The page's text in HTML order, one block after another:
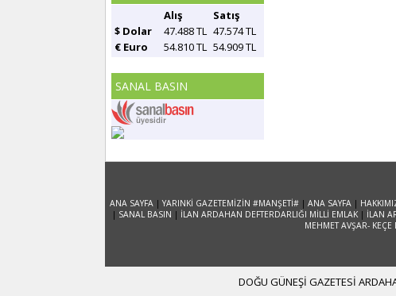
Alış
Satış
$ Dolar
47.488 TL 47.574 TL
€ Euro
54.810 TL 54.909 TL
SANAL BASIN
ANA SAYFA|YARINKİ GAZETEMİZİN #MANŞETİ#| ANA SAYFA|
| SANAL BASIN | İLAN ARDAHAN DEFTERDARLIĞI MİLLİ EMLAK | İLAN
MEHMET AVŞAR-
DOĞU GÜNEŞİ GAZETESİ